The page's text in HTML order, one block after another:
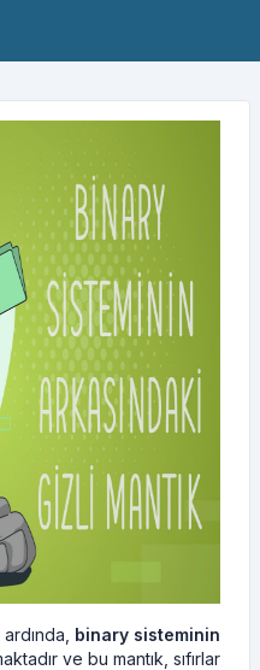
binary sisteminin
ve bu mantık, sıfırlar